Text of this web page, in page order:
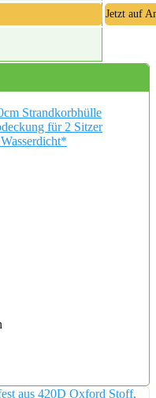
Jetzt auf
Strandkorbhülle
für 2 Sitzer
aus 420D Oxford Stoff,